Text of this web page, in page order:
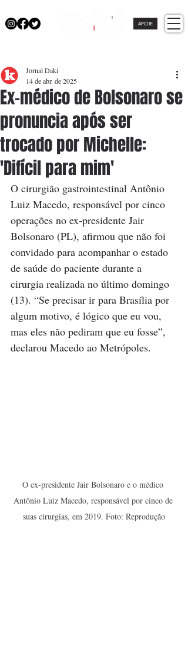
APOIE
Ex-médico de Bolsonaro se
pronuncia após ser
trocado por Michelle:
'Difícil para mim'
Jornal Daki
14 de abr. de 2025
O cirurgião gastrointestinal Antônio
Luiz Macedo, responsável por cinco
operações no ex-presidente Jair
Bolsonaro (PL), afirmou que não foi
convidado para acompanhar o estado
de saúde do paciente durante a
cirurgia realizada no último domingo
(13). “Se precisar ir para Brasília por
algum motivo, é lógico que eu vou,
mas eles não pediram que eu fosse”,
declarou Macedo ao Metrópoles.
O ex-presidente Jair Bolsonaro e o médico
Antônio Luiz Macedo, responsável por cinco de
suas cirurgias, em 2019. Foto: Reprodução